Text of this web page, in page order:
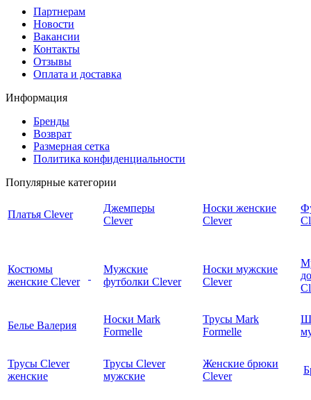
Партнерам
Новости
Вакансии
Контакты
Отзывы
Оплата и доставка
Информация
Бренды
Возврат
Размерная сетка
Политика конфиденциальности
Популярные категории
Платья Clever
Джемперы
Clever
Носки женские
Clever
Костюмы
женские Clever
Мужские
футболки Clever
Носки мужские
Clever
Белье Валерия
Носки Mark
Formelle
Трусы Mark
Formelle
Трусы Clever
женские
Трусы Clever
мужские
Женские брюки
Clever